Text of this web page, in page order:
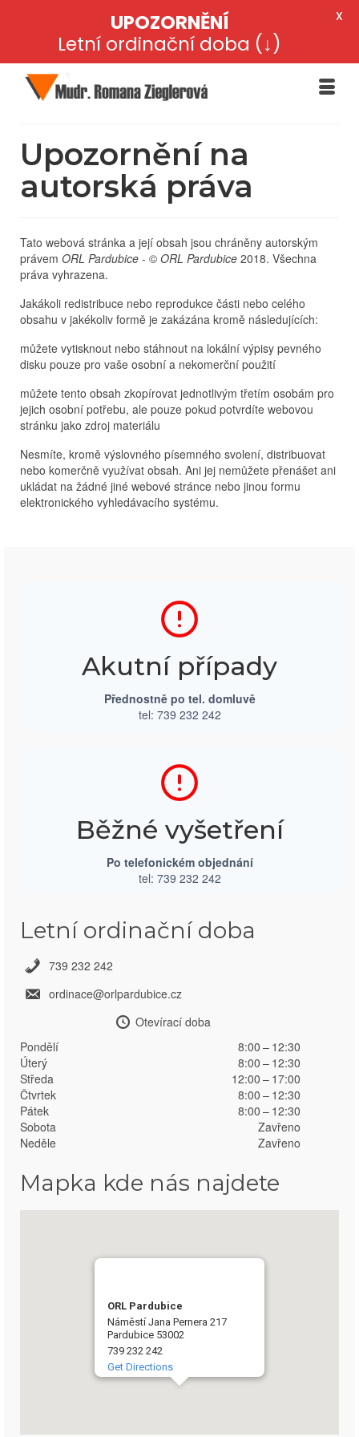
Upozornění na
autorská práva
Tato webová stránka a její obsah jsou chráněny autorským
právem ORL Pardubice - © ORL Pardubice 2018. Všechna
práva vyhrazena.
Jakákoli redistribuce nebo reprodukce části nebo celého
obsahu v jakékoliv formě je zakázána kromě následujících:
můžete vytisknout nebo stáhnout na lokální výpisy pevného
disku pouze pro vaše osobní a nekomerční použití
můžete tento obsah zkopírovat jednotlivým třetím osobám pro
jejich osobní potřebu, ale pouze pokud potvrdíte webovou
stránku jako zdroj materiálu
Nesmíte, kromě výslovného písemného svolení, distribuovat
nebo komerčně využívat obsah. Ani jej nemůžete přenášet ani
ukládat na žádné jiné webové stránce nebo jinou formu
elektronického vyhledávacího systému.
Akutní případy
Přednostně po tel. domluvě
tel: 739 232 242
Běžné vyšetření
Po telefonickém objednání
tel: 739 232 242
Letní ordinační doba
739 232 242
ordinace@orlpardubice.cz
Otevírací doba
Pondělí
8:00 – 12:30
Úterý
8:00 – 12:30
Středa
12:00 – 17:00
Čtvrtek
8:00 – 12:30
Pátek
8:00 – 12:30
Sobota
Zavřeno
Neděle
Zavřeno
Mapka kde nás najdete
ORL Pardubice
Náměstí Jana Pernera 217
Pardubice 53002
739 232 242
Get Directions
UPOZORNĚNÍ
Letní ordinační doba (↓)
X